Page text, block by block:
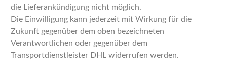
die Lieferankündigung nicht möglich.
Die Einwilligung kann jederzeit mit Wirkung für die
Zukunft gegenüber dem oben bezeichneten
Verantwortlichen oder gegenüber dem
Transportdienstleister DHL widerrufen werden.